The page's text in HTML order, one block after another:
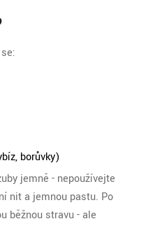
borůvky)
jemně - nepoužívejte
nit a jemnou pastu. Po
běžnou stravu - ale